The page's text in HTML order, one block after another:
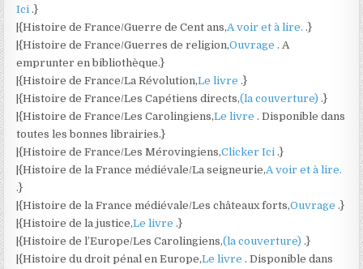
Ici .}
|{Histoire de France/Guerre de Cent ans,A voir et à lire. .}
|{Histoire de France/Guerres de religion,Ouvrage . A
emprunter en bibliothèque.}
|{Histoire de France/La Révolution,Le livre .}
|{Histoire de France/Les Capétiens directs,(la couverture) .}
|{Histoire de France/Les Carolingiens,Le livre . Disponible dans
toutes les bonnes librairies.}
|{Histoire de France/Les Mérovingiens,Clicker Ici .}
|{Histoire de la France médiévale/La seigneurie,A voir et à lire.
.}
|{Histoire de la France médiévale/Les châteaux forts,Ouvrage .}
|{Histoire de la justice,Le livre .}
|{Histoire de l’Europe/Les Carolingiens,(la couverture) .}
|{Histoire du droit pénal en Europe,Le livre . Disponible dans